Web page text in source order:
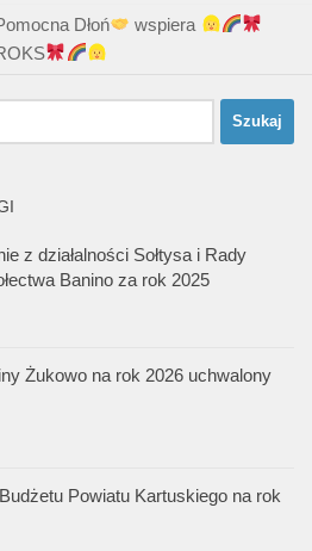
Dłoń
wspiera
z działalności Sołtysa i Rady
Banino za rok 2025
Żukowo na rok 2026 uchwalony
Powiatu Kartuskiego na rok